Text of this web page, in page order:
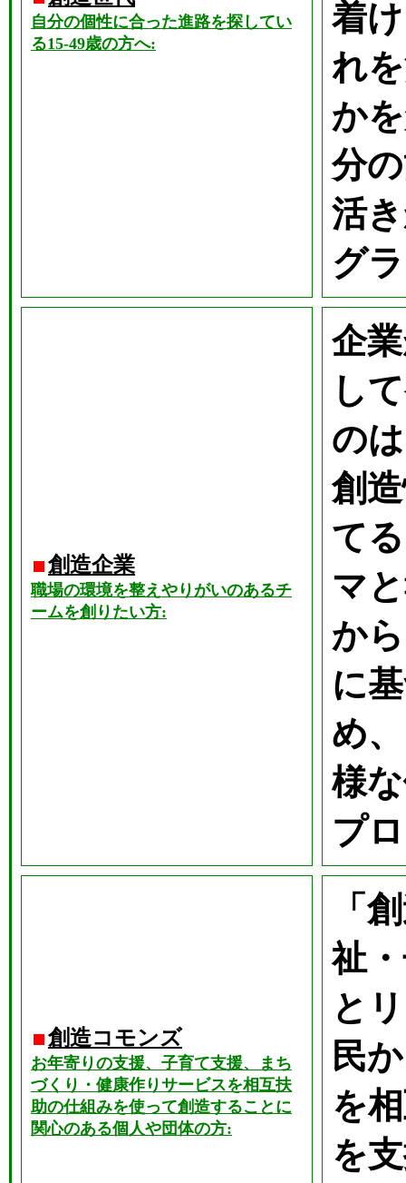
自分の個性に合った進路を探してい
る15-49歳の方へ:
着
れ
か
分
活
グ
創造企業
職場の環境を整えやりがいのあるチ
ームを創りたい方:
企
し
の
創
て
マ
か
に
め
様
プ
創造コモンズ
お年寄りの支援、子育て支援、まち
づくり・健康作りサービスを相互扶
助の仕組みを使って創造することに
関心のある個人や団体の方:
「
祉
と
民
を
を